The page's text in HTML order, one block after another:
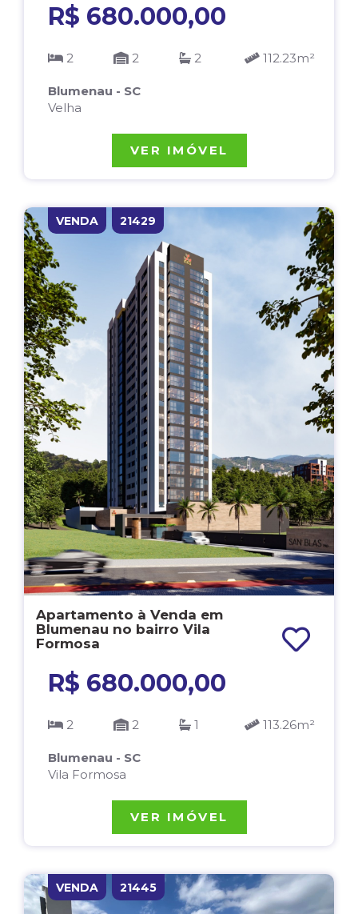
R$ 680.000,00
2 2 2 112.23m²
Blumenau - SC
Velha
VER IMÓVEL
VENDA 21429
Apartamento à Venda em
Blumenau no bairro Vila
Formosa
R$ 680.000,00
2 2 1 113.26m²
Blumenau - SC
Vila Formosa
VER IMÓVEL
VENDA 21445